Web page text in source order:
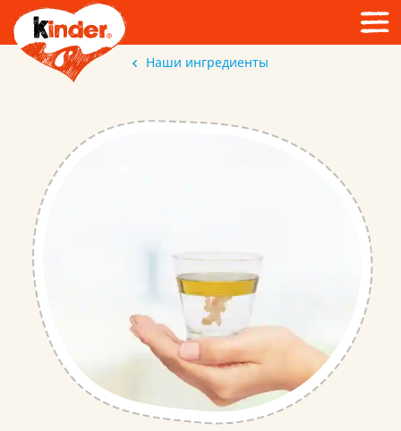
Наши ингредиенты